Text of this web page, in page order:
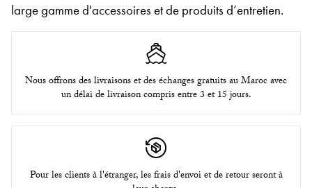
large gamme d'accessoires et de produits d’entretien.
Nous offrons des livraisons et des échanges gratuits au Maroc avec
un délai de livraison compris entre 3 et 15 jours.
Pour les clients à l'étranger, les frais d'envoi et de retour seront à